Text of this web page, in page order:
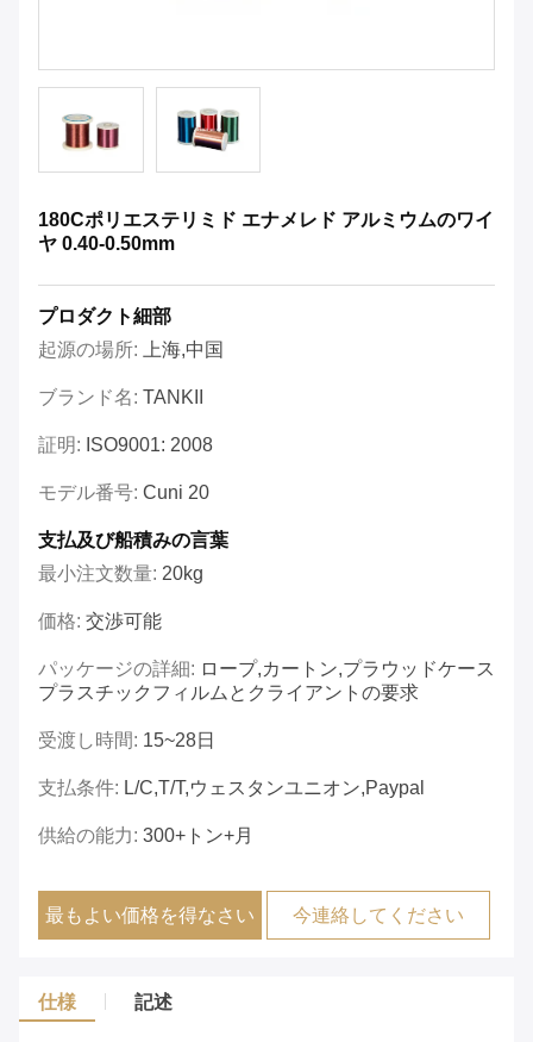
180Cポリエステリミド エナメレド アルミウムのワイ
ヤ 0.40-0.50mm
プロダクト細部
起源の場所: 上海,中国
ブランド名: TANKII
証明: ISO9001: 2008
モデル番号: Cuni 20
支払及び船積みの言葉
最小注文数量: 20kg
価格: 交渉可能
パッケージの詳細: ロープ,カートン,プラウッドケース
プラスチックフィルムとクライアントの要求
受渡し時間: 15~28日
支払条件: L/C,T/T,ウェスタンユニオン,Paypal
供給の能力: 300+トン+月
最もよい価格を得なさい 今連絡してください
仕様 記述